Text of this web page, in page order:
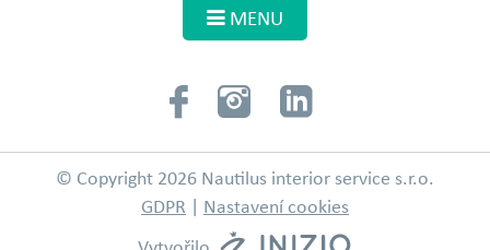
MENU
© Copyright 2026 Nautilus interior service s.r.o.
GDPR
Nastavení cookies